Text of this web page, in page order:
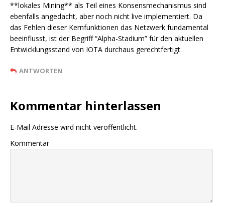
**lokales Mining** als Teil eines Konsensmechanismus sind
ebenfalls angedacht, aber noch nicht live implementiert. Da
das Fehlen dieser Kernfunktionen das Netzwerk fundamental
beeinflusst, ist der Begriff “Alpha-Stadium” für den aktuellen
Entwicklungsstand von IOTA durchaus gerechtfertigt.
ANTWORTEN
Kommentar hinterlassen
E-Mail Adresse wird nicht veröffentlicht.
Kommentar